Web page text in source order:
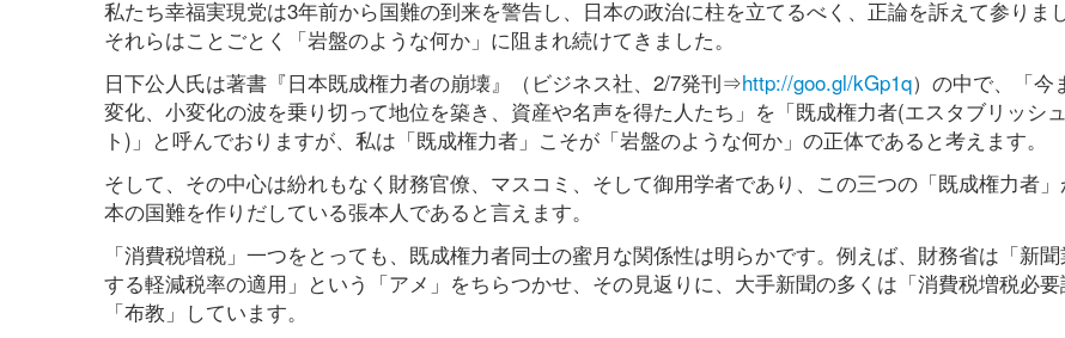
私たち幸福実現党は3年前から国難の到来を警告し、日本の政治に柱を立てるべく、正論を訴えて参りまし
それらはことごとく「岩盤のような何か」に阻まれ続けてきました。
日下公人氏は著書『日本既成権力者の崩壊』（ビジネス社、2/7発刊⇒http://goo.gl/kGp1q）の中で、「今
変化、小変化の波を乗り切って地位を築き、資産や名声を得た人たち」を「既成権力者(エスタブリッシ
ト)」と呼んでおりますが、私は「既成権力者」こそが「岩盤のような何か」の正体であると考えます。
そして、その中心は紛れもなく財務官僚、マスコミ、そして御用学者であり、この三つの「既成権力者」
本の国難を作りだしている張本人であると言えます。
「消費税増税」一つをとっても、既成権力者同士の蜜月な関係性は明らかです。例えば、財務省は「新
する軽減税率の適用」という「アメ」をちらつかせ、その見返りに、大手新聞の多くは「消費税増税必
「布教」しています。